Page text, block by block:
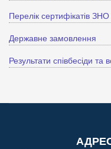
Перелік сертифікатів ЗНО
Державне замовлення
Результати співбесіди та